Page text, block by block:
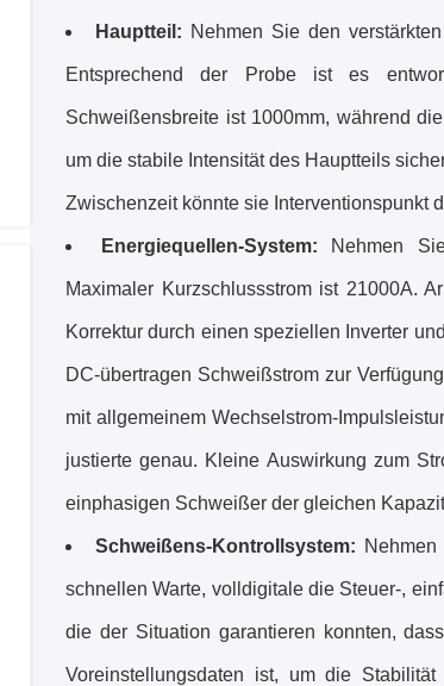
Hauptteil: Nehmen Sie den
Entsprechend der Probe ist es
Schweißensbreite ist 1000mm, während
um die stabile Intensität des Hauptteils
Zwischenzeit könnte sie Interventionspunkt
Energiequellen-System: Nehmen
Maximaler Kurzschlussstrom ist 21000A.
Korrektur durch einen speziellen Inverter
DC-übertragen Schweißstrom zur
mit allgemeinem Wechselstrom-
justierte genau. Kleine Auswirkung zum
einphasigen Schweißer der gleichen
Schweißens-Kontrollsystem:
schnellen Warte, volldigitale die Steuer-,
die der Situation garantieren konnten,
Voreinstellungsdaten ist, um die